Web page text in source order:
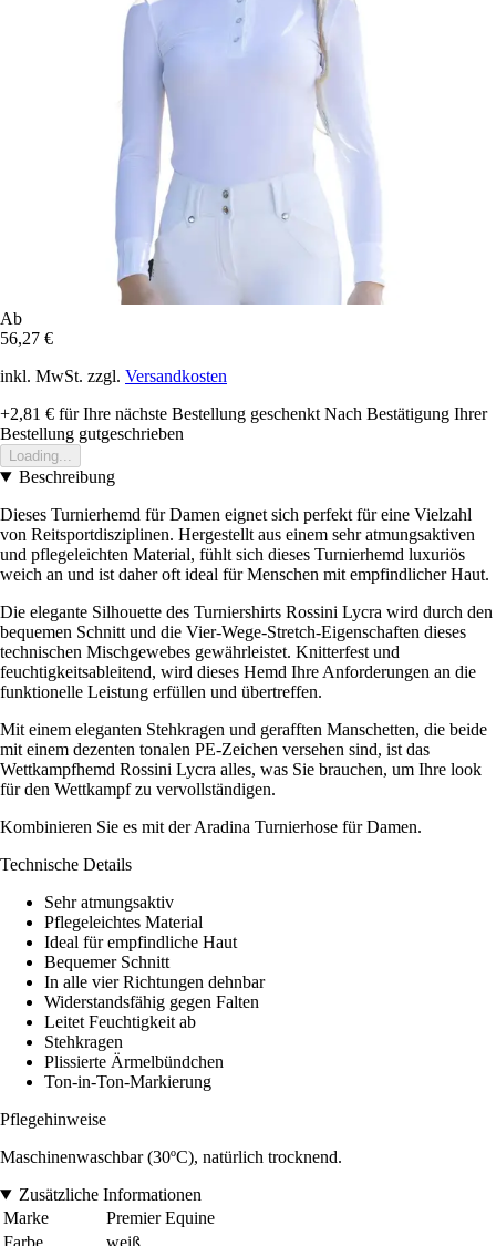
Ab
56,27 €
inkl. MwSt. zzgl. Versandkosten
+2,81 € für Ihre nächste Bestellung geschenkt Nach Bestätigung Ihrer
Bestellung gutgeschrieben
Loading...
Beschreibung
Dieses Turnierhemd für Damen eignet sich perfekt für eine Vielzahl
von Reitsportdisziplinen. Hergestellt aus einem sehr atmungsaktiven
und pflegeleichten Material, fühlt sich dieses Turnierhemd luxuriös
weich an und ist daher oft ideal für Menschen mit empfindlicher Haut.
Die elegante Silhouette des Turniershirts Rossini Lycra wird durch den
bequemen Schnitt und die Vier-Wege-Stretch-Eigenschaften dieses
technischen Mischgewebes gewährleistet. Knitterfest und
feuchtigkeitsableitend, wird dieses Hemd Ihre Anforderungen an die
funktionelle Leistung erfüllen und übertreffen.
Mit einem eleganten Stehkragen und gerafften Manschetten, die beide
mit einem dezenten tonalen PE-Zeichen versehen sind, ist das
Wettkampfhemd Rossini Lycra alles, was Sie brauchen, um Ihre look
für den Wettkampf zu vervollständigen.
Kombinieren Sie es mit der Aradina Turnierhose für Damen.
Technische Details
Sehr atmungsaktiv
Pflegeleichtes Material
Ideal für empfindliche Haut
Bequemer Schnitt
In alle vier Richtungen dehnbar
Widerstandsfähig gegen Falten
Leitet Feuchtigkeit ab
Stehkragen
Plissierte Ärmelbündchen
Ton-in-Ton-Markierung
Pflegehinweise
Maschinenwaschbar (30ºC), natürlich trocknend.
Zusätzliche Informationen
Marke
Premier Equine
Farbe
weiß